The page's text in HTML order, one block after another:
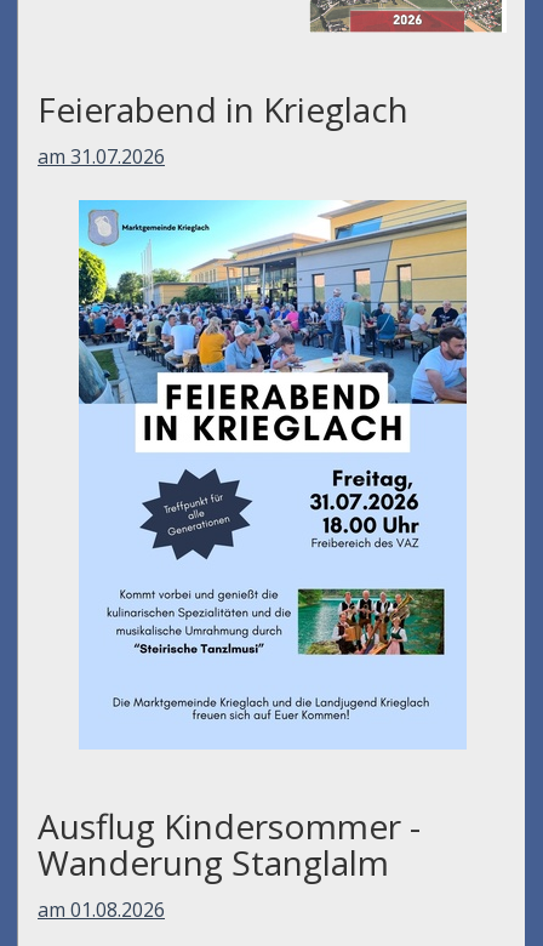
Feierabend in Krieglach
am 31.07.2026
Ausflug Kindersommer -
Wanderung Stanglalm
am 01.08.2026